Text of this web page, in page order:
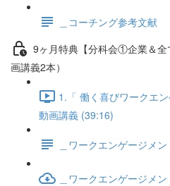
＿コーチング参考文献
9ヶ月特典【分科会①企業＆全
画講義2本）
1.「 働く喜びワークエ
動画講義 (39:16)
＿ワークエンゲージメ
＿ワークエンゲージメ